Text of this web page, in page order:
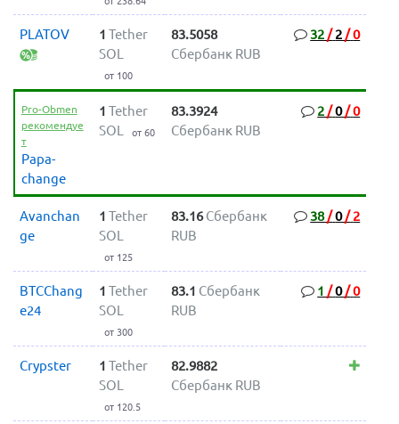
PLATOV 1 Tether
SOL
от 100
83.5058
Сбербанк RUB
32 / 2 /0
Pro-Obmen
рекомендуе
т
Papa-
change
1 Tether
SOL
от 60
83.3924
Сбербанк RUB
2 /0/0
Avanchan
ge
1 Tether
SOL
от 125
83.16 Сбербанк
RUB
38/0/ 2
BTCChang
e24
1 Tether
SOL
от 300
83.1 Сбербанк
RUB
1 /0/0
Crypster 1 Tether
SOL
от 120.5
82.9882
Сбербанк RUB